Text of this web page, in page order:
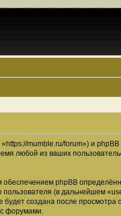
mumble.ru/forum») и
любой из ваших
phpBB
(в дальнейшем
создана после
форумами.